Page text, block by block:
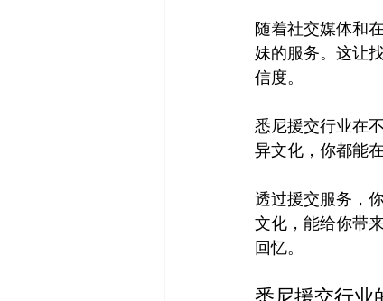
随着社交媒体和
妹的服务。这让
悉尼援交行业在
异文化，你都能
透过援交服务，
文化，能给你带